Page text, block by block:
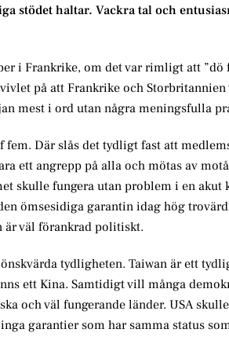
stödet haltar. Vackra tal och
i Frankrike, om det var rimligt att ”dö
på att Frankrike och
mest i ord utan några meningsfulla
Där slås det tydligt fast att
ett angrepp på alla och mötas av
skulle fungera utan problem i en akut
ömsesidiga garantin idag hög
väl förankrad politiskt.
tydligheten. Taiwan är ett
ett Kina. Samtidigt vill många
och väl fungerande länder. USA
garantier som har samma status